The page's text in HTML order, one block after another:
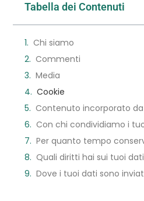
Tabella dei Contenuti
Chi siamo
Commenti
Media
Cookie
Contenuto incorporato
Con chi condividiamo i
Per quanto tempo
Quali diritti hai sui tuoi dati
Dove i tuoi dati sono